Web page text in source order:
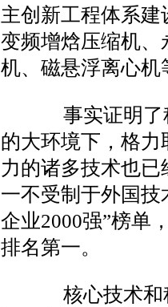
主创新工程体系
变频增焓压缩机
机、磁悬浮离心机
事实证明了科
的大环境下，格
力的诸多技术也
一不受制于外国技
企业2000强”榜单
排名第一。
核心技术和科